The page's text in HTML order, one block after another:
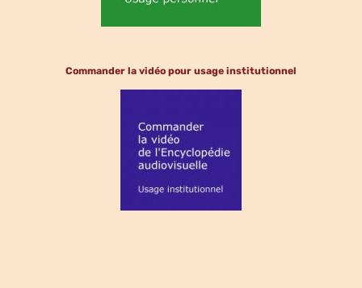
Commander la vidéo pour usage institutionnel